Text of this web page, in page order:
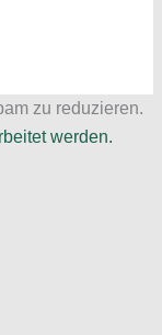
zu reduzieren.
werden.